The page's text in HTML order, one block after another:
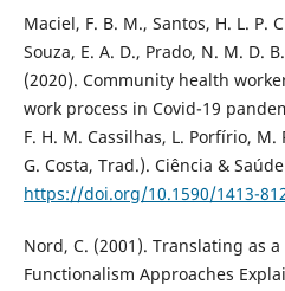
Maciel, F. B. M., Santos, H. L. P.
Souza, E. A. D., Prado, N. M. D.
(2020). Community health
work process in Covid-19
F. H. M. Cassilhas, L. Porfírio, M.
G. Costa, Trad.). Ciência &
https://doi.org/10.1590/1413-
Nord, C. (2001). Translating as
Functionalism Approaches